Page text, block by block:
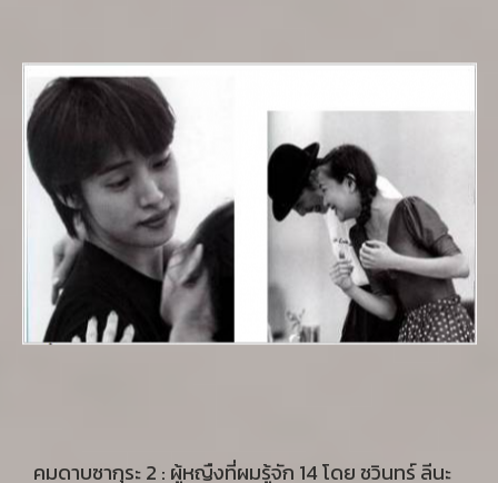
คมดาบซากุระ 2 : ผู้หญืงที่ผมรู้จัก 14 โดย ชวินทร์ ลีนะ